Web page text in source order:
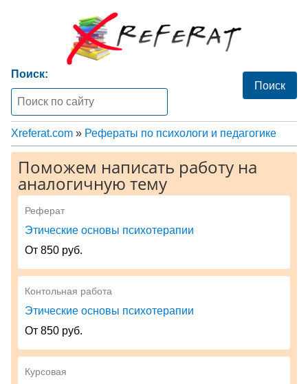
Поиск:
Xreferat.com » Рефераты по психологи и педагогике
Поможем написать работу на
аналогичную тему
Реферат
Этические основы психотерапии
От 850 руб.
Контольная работа
Этические основы психотерапии
От 850 руб.
Курсовая